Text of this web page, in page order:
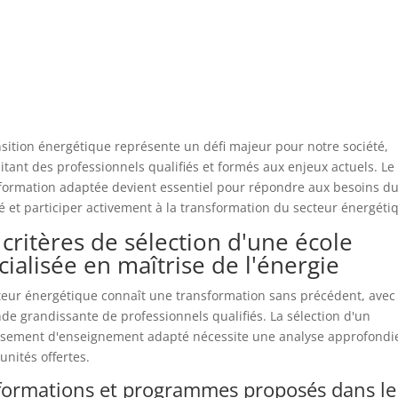
énergétique représente un défi majeur pour notre société,
des professionnels qualifiés et formés aux enjeux actuels. Le
adaptée devient essentiel pour répondre aux besoins
et participer activement à la transformation du secteur
de sélection d'une école
en maîtrise de l'énergie
énergétique connaît une transformation sans précédent,
grandissante de professionnels qualifiés. La sélection d'un
d'enseignement adapté nécessite une analyse
offertes.
et programmes proposés dans le